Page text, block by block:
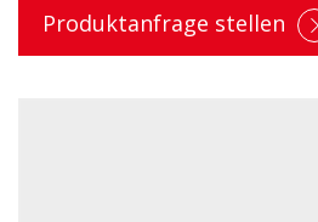
Produktanfrage stellen